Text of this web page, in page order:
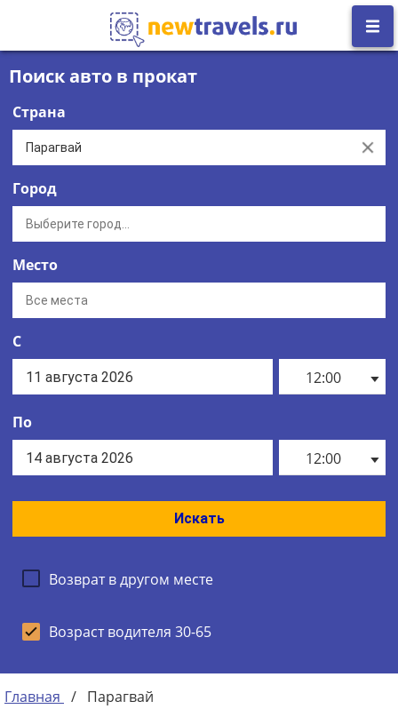
Поиск авто в прокат
Страна
Clear
Город
Место
С
12:00
По
12:00
Искать
Возврат в другом месте
Возраст водителя 30-65
Главная / Парагвай